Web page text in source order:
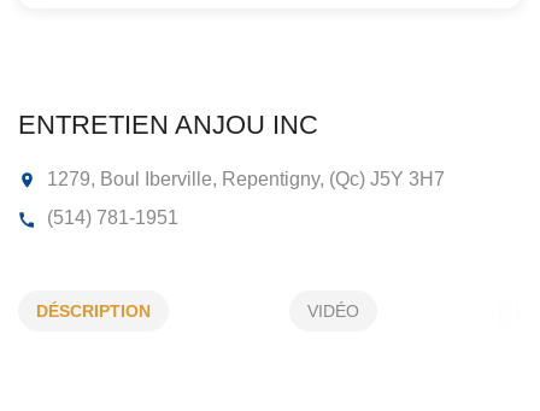
ENTRETIEN ANJOU INC
DÉSCRIPTION VIDÉO